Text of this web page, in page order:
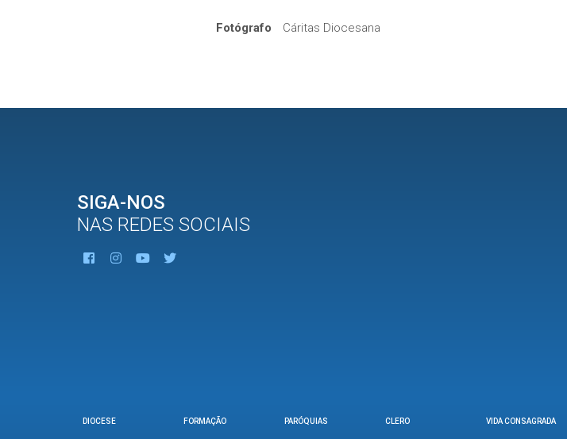
Fotógrafo Cáritas Diocesana
SIGA-NOS
NAS REDES SOCIAIS
DIOCESE FORMAÇÃO PARÓQUIAS CLERO VIDA CONSAGRADA